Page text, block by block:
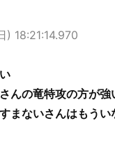
18:21:14.970
んの竜特攻の方が強
まないさんはもうい